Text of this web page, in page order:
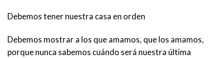
Debemos tener nuestra casa en orden
Debemos mostrar a los que amamos, que los amamos,
porque nunca sabemos cuándo será nuestra última